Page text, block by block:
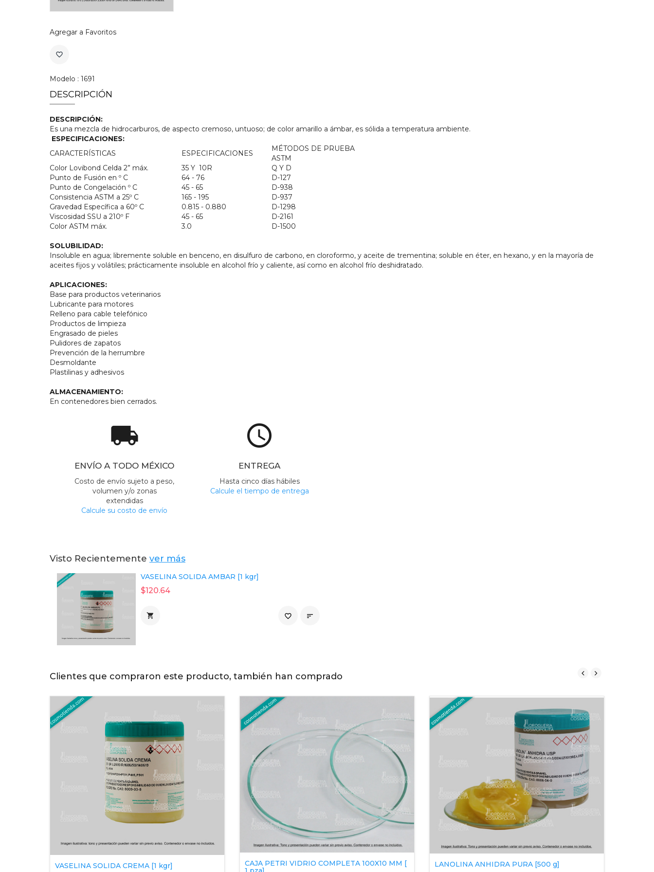
Agregar a Favoritos
favorite_border
Modelo : 1691
DESCRIPCIÓN
DESCRIPCIÓN:
Es una mezcla de hidrocarburos, de aspecto cremoso, untuoso; de color amarillo a ámbar, es sólida a temperatura ambiente.
ESPECIFICACIONES:
CARACTERÍSTICAS
ESPECIFICACIONES
MÉTODOS DE PRUEBA
ASTM
Color Lovibond Celda 2” máx.
35 Y 10R
Q Y D
Punto de Fusión en º C
64 - 76
D-127
Punto de Congelación º C
45 - 65
D-938
Consistencia ASTM a 25º C
165 - 195
D-937
Gravedad Específica a 60º C
0.815 - 0.880
D-1298
Viscosidad SSU a 210º F
45 - 65
D-2161
Color ASTM máx.
3.0 D-1500
SOLUBILIDAD:
Insoluble en agua; libremente soluble en benceno, en disulfuro de carbono, en cloroformo, y aceite de trementina; soluble en éter, en hexano, y en la mayoría de
aceites fijos y volátiles; prácticamente insoluble en alcohol frío y caliente, así como en alcohol frío deshidratado.
APLICACIONES:
Base para productos veterinarios
Lubricante para motores
Relleno para cable telefónico
Productos de limpieza
Engrasado de pieles
Pulidores de zapatos
Prevención de la herrumbre
Desmoldante
Plastilinas y adhesivos
ALMACENAMIENTO:
En contenedores bien cerrados.
local_shipping
ENVÍO A TODO MÉXICO
Costo de envío sujeto a peso,
volumen y/o zonas
extendidas
Calcule su costo de envío
access_time
ENTREGA
Hasta cinco días hábiles
Calcule el tiempo de entrega
Visto Recientemente ver más
VASELINA SOLIDA AMBAR [1 kgr]
$120.64
 
favorite_border
Clientes que compraron este producto, también han comprado
VASELINA SOLIDA CREMA [1 kgr]
CAJA PETRI VIDRIO COMPLETA 100X10 MM [
LANOLINA ANHIDRA PURA [500 g]